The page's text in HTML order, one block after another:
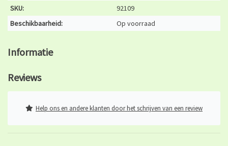
SKU:
92109
Beschikbaarheid:
Op voorraad
Informatie
Reviews
Help ons en andere klanten door het schrijven van een review